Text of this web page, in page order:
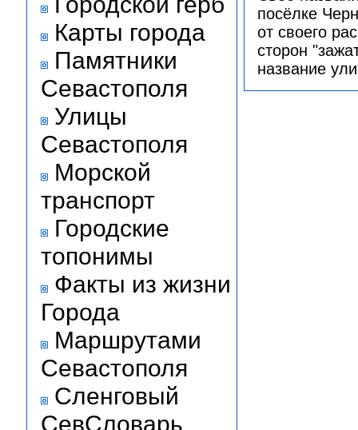
Карты города
Памятники
Севастополя
Улицы
Севастополя
Морской
транспорт
Городские
топонимы
Факты из жизни
Города
Маршрутами
Севастополя
Сленговый
СевСловарь
посёлке
от своего
сторон
название